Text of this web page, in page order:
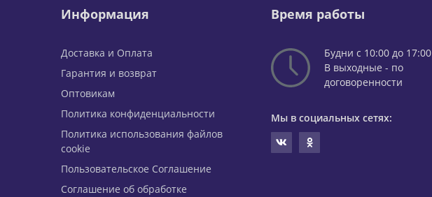
Информация
Доставка и Оплата
Гарантия и возврат
Оптовикам
Политика конфиденциальности
Политика использования файлов
cookie
Пользовательское Соглашение
Соглашение об обработке
Время работы
Будни с 10:00 до 17:00
В выходные - по
договоренности
Мы в социальных сетях: